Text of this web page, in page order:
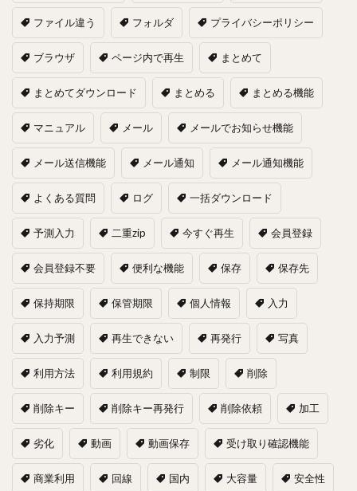
ファイル違う フォルダ プライバシーポリシー
ブラウザ ページ内で再生 まとめて
まとめてダウンロード まとめる まとめる機能
マニュアル メール メールでお知らせ機能
メール送信機能 メール通知 メール通知機能
よくある質問 ログ 一括ダウンロード
予測入力 二重zip 今すぐ再生 会員登録
会員登録不要 便利な機能 保存 保存先
保持期限 保管期限 個人情報 入力
入力予測 再生できない 再発行 写真
利用方法 利用規約 制限 削除
削除キー 削除キー再発行 削除依頼 加工
劣化 動画 動画保存 受け取り確認機能
商業利用 回線 国内 大容量 安全性